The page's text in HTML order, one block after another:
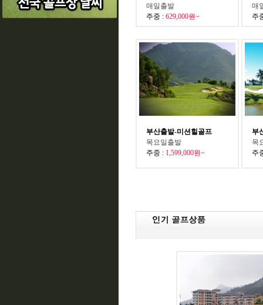
매일출발
주중 : 629,000원~
매
주
부산출발-미션힐골프
목요일출발
주중 : 1,599,000원~
부
목
주